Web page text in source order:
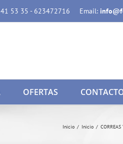
341 53 35 - 623472716 Email:
OFERTAS
Inicio / Inicio / CORREAS